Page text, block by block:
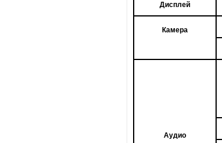
Дисплей
Камера
Аудио